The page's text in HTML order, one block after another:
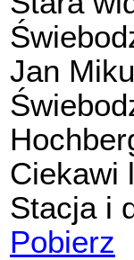
Jan
Ciekawi
Stacja i
Pobierz